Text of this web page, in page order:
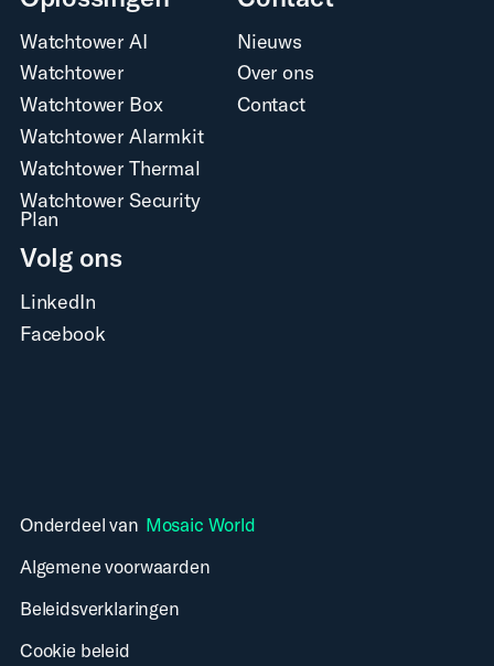
Watchtower AI
Watchtower
Watchtower Box
Watchtower Alarmkit
Watchtower Thermal
Watchtower Security
Plan
Nieuws
Over ons
Contact
Volg ons
LinkedIn
Facebook
Onderdeel van Mosaic World
Algemene voorwaarden
Beleidsverklaringen
Cookie beleid